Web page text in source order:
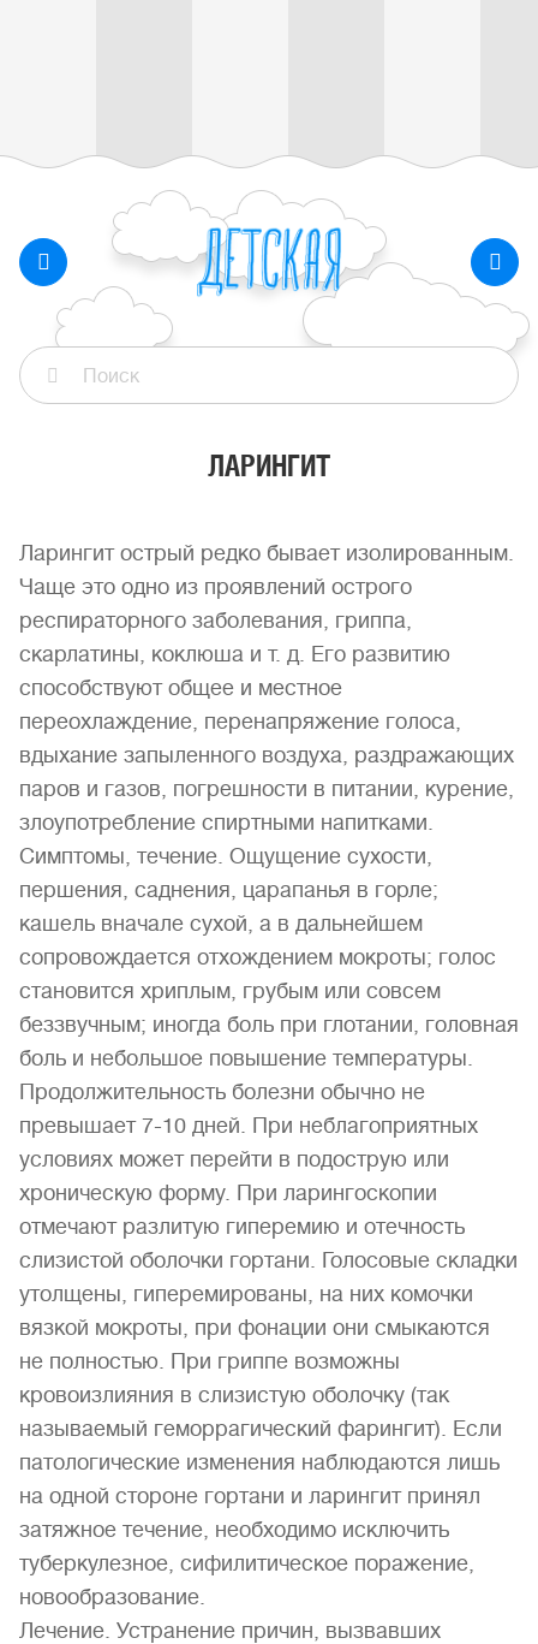
ЛАРИНГИТ
Ларингит острый редко бывает изолированным.
Чаще это одно из проявлений острого
респираторного заболевания, гриппа,
скарлатины, коклюша и т. д. Его развитию
способствуют общее и местное
переохлаждение, перенапряжение голоса,
вдыхание запыленного воздуха, раздражающих
паров и газов, погрешности в питании, курение,
злоупотребление спиртными напитками.
Симптомы, течение. Ощущение сухости,
першения, саднения, царапанья в горле;
кашель вначале сухой, а в дальнейшем
сопровождается отхождением мокроты; голос
становится хриплым, грубым или совсем
беззвучным; иногда боль при глотании, головная
боль и небольшое повышение температуры.
Продолжительность болезни обычно не
превышает 7-10 дней. При неблагоприятных
условиях может перейти в подострую или
хроническую форму. При ларингоскопии
отмечают разлитую гиперемию и отечность
слизистой оболочки гортани. Голосовые складки
утолщены, гиперемированы, на них комочки
вязкой мокроты, при фонации они смыкаются
не полностью. При гриппе возможны
кровоизлияния в слизистую оболочку (так
называемый геморрагический фарингит). Если
патологические изменения наблюдаются лишь
на одной стороне гортани и ларингит принял
затяжное течение, необходимо исключить
туберкулезное, сифилитическое поражение,
новообразование.
Лечение. Устранение причин, вызвавших